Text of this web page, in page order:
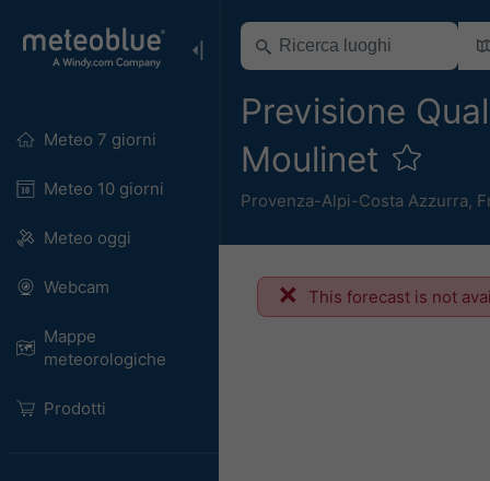
Meteo 7 giorni
Meteo 10 giorni
Meteo oggi
Webcam
Mappe
meteorologiche
Prodotti
Previsione
Moulinet
Provenza-Alpi-Costa Azzurra,
This forecast is not